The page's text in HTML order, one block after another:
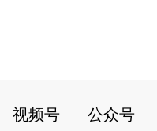
视频号 公众号